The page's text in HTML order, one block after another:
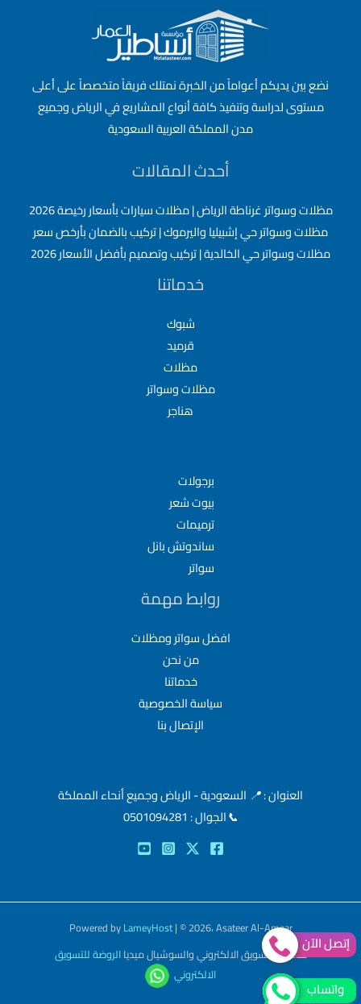
نضع بين يديكم أعواماً من الخبرة نمتلك فريقاً متخصصاً على أعلى
مستوى لدراسة وتنفيذ كافة أنواع المشاريع في الرياض وجميع
مدن المملكة العربية السعودية
أحدث المقالات
مظلات وسواتر غرناطة الرياض | مظلات سيارات بأسعار رخيصة 2026
مظلات وسواتر حي إشبيليا واليرموك | تركيب بالضمان بأرخص سعر
مظلات وسواتر حي الخالدية | تركيب وتصميم بأفضل الأسعار 2026
خدماتنا
شبوك
قرميد
مظلات
مظلات وسواتر
هناجر
برجولات
بيوت شعر
ترميمات
ساندوتش بانل
سواتر
روابط مهمة
افضل سواتر ومظلات
من نحن
خدماتنا
سياسة الخصوصية
الإتصال بنا
العنوان :📍 السعودية - الرياض وجميع أنحاء المملكة
📞الجوال : 0501094281
Powered byLameyHost| © 2026، Asateer Al-Amaar
خدمات التسويق الالكتروني والسوشيال ميدياالروضة للتسويق
الالكتروني
إتصل الآن
واتساب